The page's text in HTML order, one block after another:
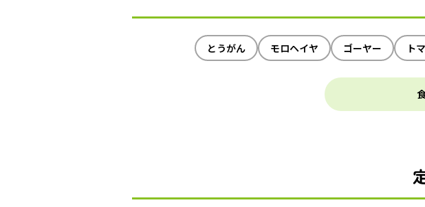
とうがん モロヘイヤ ゴーヤー ト